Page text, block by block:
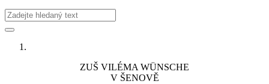
ZUŠ VILÉMA WÜNSCHE
V ŠENOVĚ